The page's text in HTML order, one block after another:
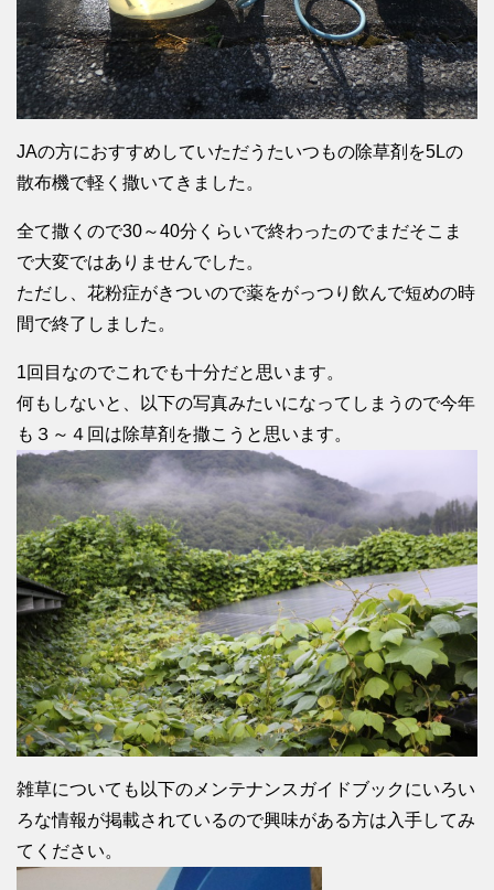
JAの方におすすめしていただうたいつもの除草剤を5Lの
散布機で軽く撒いてきました。
全て撒くので30～40分くらいで終わったのでまだそこま
で大変ではありませんでした。
ただし、花粉症がきついので薬をがっつり飲んで短めの時
間で終了しました。
1回目なのでこれでも十分だと思います。
何もしないと、以下の写真みたいになってしまうので今年
も３～４回は除草剤を撒こうと思います。
雑草についても以下のメンテナンスガイドブックにいろい
ろな情報が掲載されているので興味がある方は入手してみ
てください。